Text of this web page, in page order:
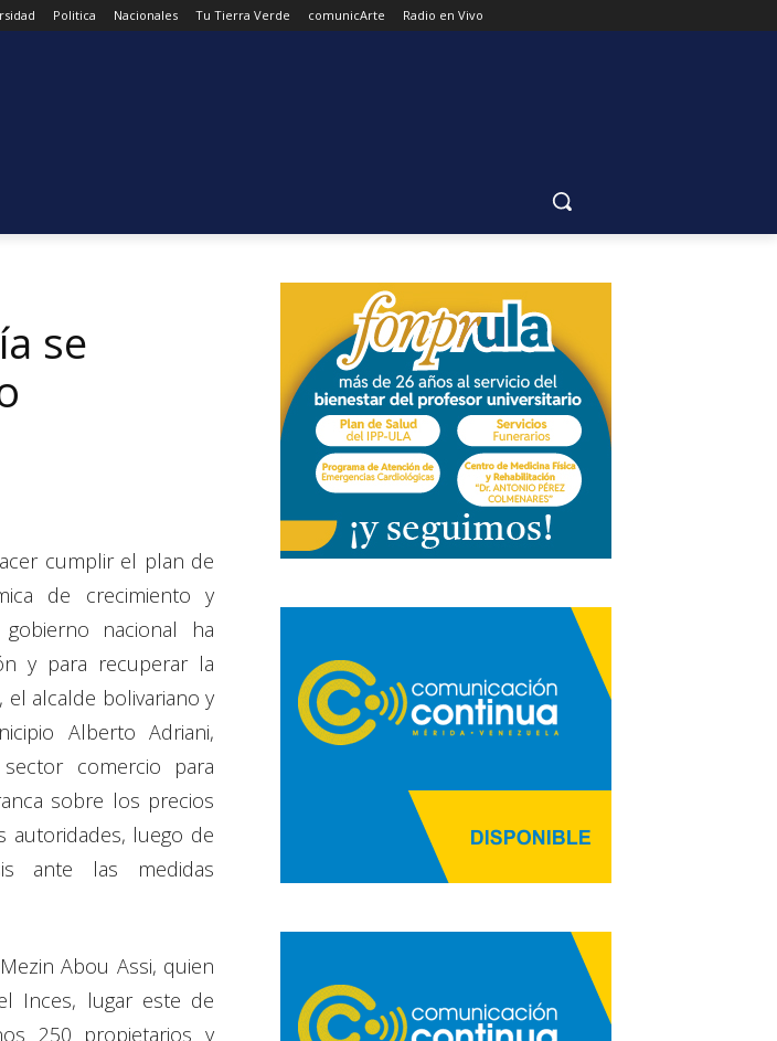
Politica Nacionales Tu Tierra Verde comunicArte Radio en Vivo
se
cumplir el plan de
de crecimiento y
nacional ha
y para recuperar la
el alcalde bolivariano y
Alberto Adriani,
comercio para
sobre los precios
autoridades, luego de
ante las medidas
Abou Assi, quien
Inces, lugar este de
250 propietarios y